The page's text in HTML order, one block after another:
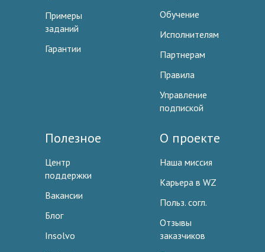
Примеры
заданий
Гарантии
Обучение
Исполнителям
Партнерам
Правила
Управление
подпиской
Полезное
Центр
поддержки
Вакансии
Блог
Insolvo
О проекте
Наша миссия
Карьера в WZ
Польз. согл.
Отзывы
заказчиков